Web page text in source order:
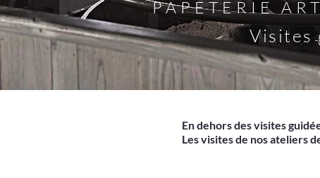
PAPETERIE
Visites
En dehors des visites
Les visites de nos ateliers